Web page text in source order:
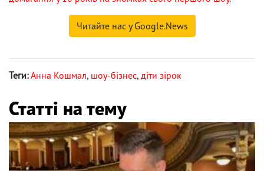
Читайте нас у Google.News
Теги:Анна Кошмал, шоу-бізнес, діти зірок
Статті на тему